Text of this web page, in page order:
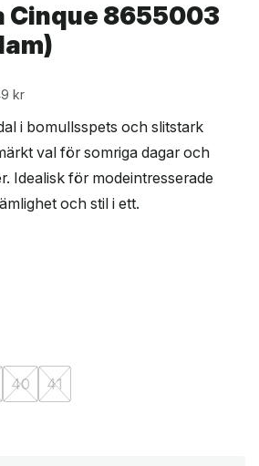
Cinque 8655003
kr
i bomullsspets och slitstark
val för somriga dagar och
Idealisk för modeintresserade
och stil i ett.
40 41